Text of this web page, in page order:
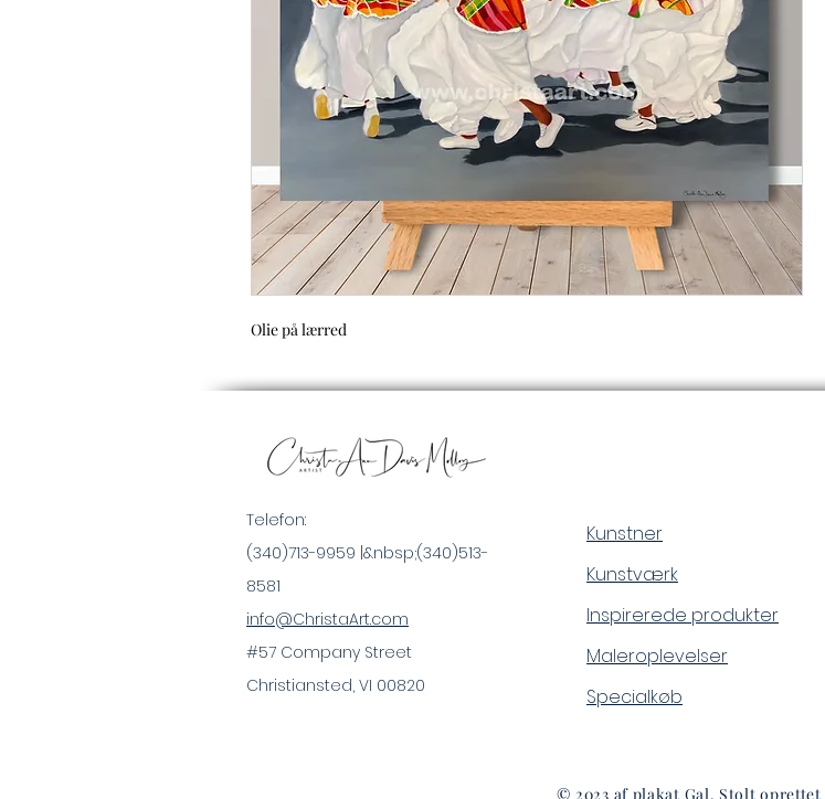
Olie på lærred
Telefon:
(340)713-9959 |&nbsp;(340)513-
8581
info@ChristaArt.com
#57 Company Street
Christiansted, VI 00820
Kunstner
Kunstværk
Inspirerede produkter
Maleroplevelser
Specialkøb
© 2023 af plakat Gal. Stolt